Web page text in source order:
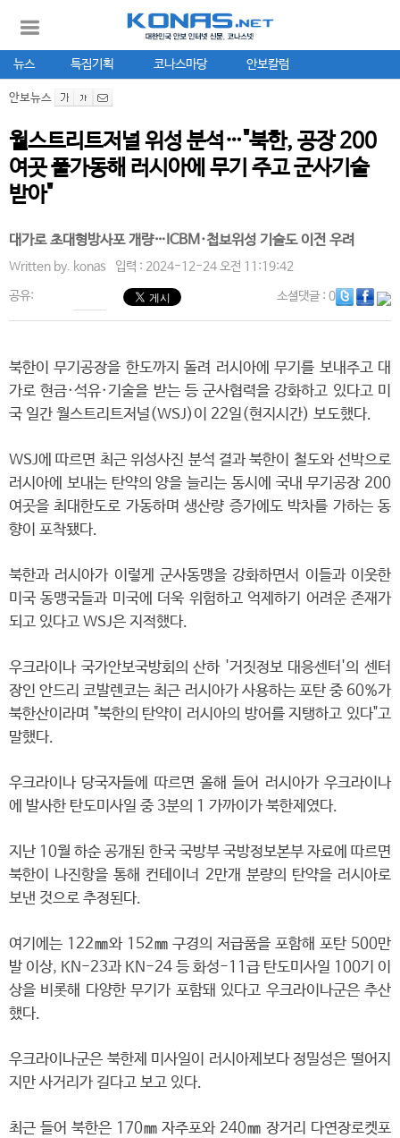
뉴스 특집기획 코나스마당 안보칼럼
안보뉴스
월스트리트저널 위성 분석…"북한, 공장 200
여곳 풀가동해 러시아에 무기 주고 군사기술
받아"
대가로 초대형방사포 개량…ICBM·첩보위성 기술도 이전 우려
Written by. konas 입력 : 2024-12-24 오전 11:19:42
공유: 소셜댓글: 0
북한이 무기공장을 한도까지 돌려 러시아에 무기를 보내주고 대
가로 현금·석유·기술을 받는 등 군사협력을 강화하고 있다고 미
국 일간 월스트리트저널(WSJ)이 22일(현지시간) 보도했다.
WSJ에 따르면 최근 위성사진 분석 결과 북한이 철도와 선박으로
러시아에 보내는 탄약의 양을 늘리는 동시에 국내 무기공장 200
여곳을 최대한도로 가동하며 생산량 증가에도 박차를 가하는 동
향이 포착됐다.
북한과 러시아가 이렇게 군사동맹을 강화하면서 이들과 이웃한
미국 동맹국들과 미국에 더욱 위험하고 억제하기 어려운 존재가
되고 있다고 WSJ은 지적했다.
우크라이나 국가안보국방회의 산하 '거짓정보 대응센터'의 센터
장인 안드리 코발렌코는 최근 러시아가 사용하는 포탄 중 60%가
북한산이라며 "북한의 탄약이 러시아의 방어를 지탱하고 있다"고
말했다.
우크라이나 당국자들에 따르면 올해 들어 러시아가 우크라이나
에 발사한 탄도미사일 중 3분의 1 가까이가 북한제였다.
지난 10월 하순 공개된 한국 국방부 국방정보본부 자료에 따르면
북한이 나진항을 통해 컨테이너 2만개 분량의 탄약을 러시아로
보낸 것으로 추정된다.
여기에는 122㎜와 152㎜ 구경의 저급품을 포함해 포탄 500만
발 이상, KN-23과 KN-24 등 화성-11급 탄도미사일 100기 이
상을 비롯해 다양한 무기가 포함돼 있다고 우크라이나군은 추산
했다.
우크라이나군은 북한제 미사일이 러시아제보다 정밀성은 떨어지
지만 사거리가 길다고 보고 있다.
최근 들어 북한은 170㎜ 자주포와 240㎜ 장거리 다연장로켓포